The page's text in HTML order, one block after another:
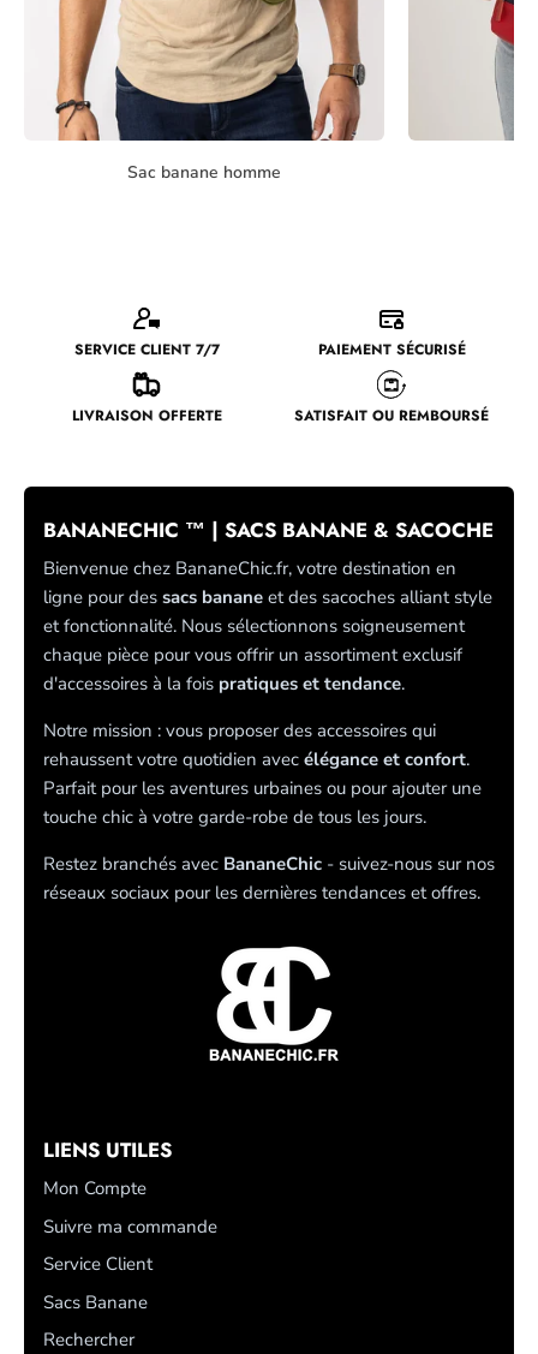
Sac banane homme
SERVICE CLIENT 7/7 PAIEMENT SÉCURISÉ
LIVRAISON OFFERTE SATISFAIT OU REMBOURSÉ
BANANECHIC ™ | SACS BANANE & SACOCHE
Bienvenue chez BananeChic.fr, votre destination en
ligne pour des sacs banane et des sacoches alliant style
et fonctionnalité. Nous sélectionnons soigneusement
chaque pièce pour vous offrir un assortiment exclusif
d'accessoires à la fois pratiques et tendance.
Notre mission : vous proposer des accessoires qui
rehaussent votre quotidien avec élégance et confort.
Parfait pour les aventures urbaines ou pour ajouter une
touche chic à votre garde-robe de tous les jours.
Restez branchés avec BananeChic - suivez-nous sur nos
réseaux sociaux pour les dernières tendances et offres.
LIENS UTILES
Mon Compte
Suivre ma commande
Service Client
Sacs Banane
Rechercher